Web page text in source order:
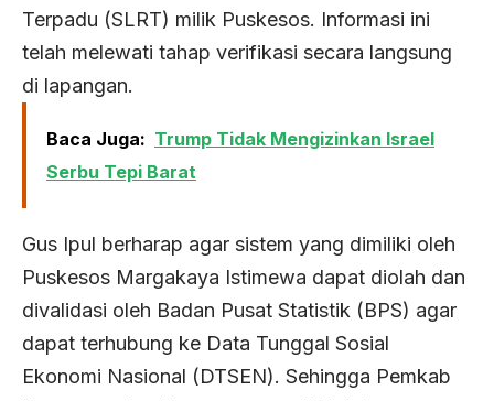
Terpadu (SLRT) milik Puskesos. Informasi ini
telah melewati tahap verifikasi secara langsung
di lapangan.
Baca Juga: Trump Tidak Mengizinkan Israel
Serbu Tepi Barat
Gus Ipul berharap agar sistem yang dimiliki oleh
Puskesos Margakaya Istimewa dapat diolah dan
divalidasi oleh Badan Pusat Statistik (BPS) agar
dapat terhubung ke Data Tunggal Sosial
Ekonomi Nasional (DTSEN). Sehingga Pemkab